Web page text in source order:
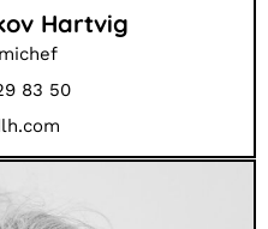
Hartvig
83 50